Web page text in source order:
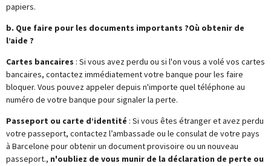
papiers.
b. Que faire pour les documents importants ?Où obtenir de
l’aide ?
Cartes bancaires : Si vous avez perdu ou si l'on vous a volé vos cartes
bancaires, contactez immédiatement votre banque pour les faire
bloquer. Vous pouvez appeler depuis n'importe quel téléphone au
numéro de votre banque pour signaler la perte.
Passeport ou carte d’identité : Si vous êtes étranger et avez perdu
votre passeport, contactez l’ambassade ou le consulat de votre pays
à Barcelone pour obtenir un document provisoire ou un nouveau
passeport., n'oubliez de vous munir de la déclaration de perte ou